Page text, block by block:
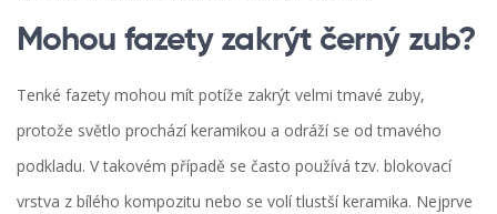
Mohou fazety zakrýt černý zub?
Tenké fazety mohou mít potíže zakrýt velmi tmavé zuby,
protože světlo prochází keramikou a odráží se od tmavého
podkladu. V takovém případě se často používá tzv. blokovací
vrstva z bílého kompozitu nebo se volí tlustší keramika. Nejprve